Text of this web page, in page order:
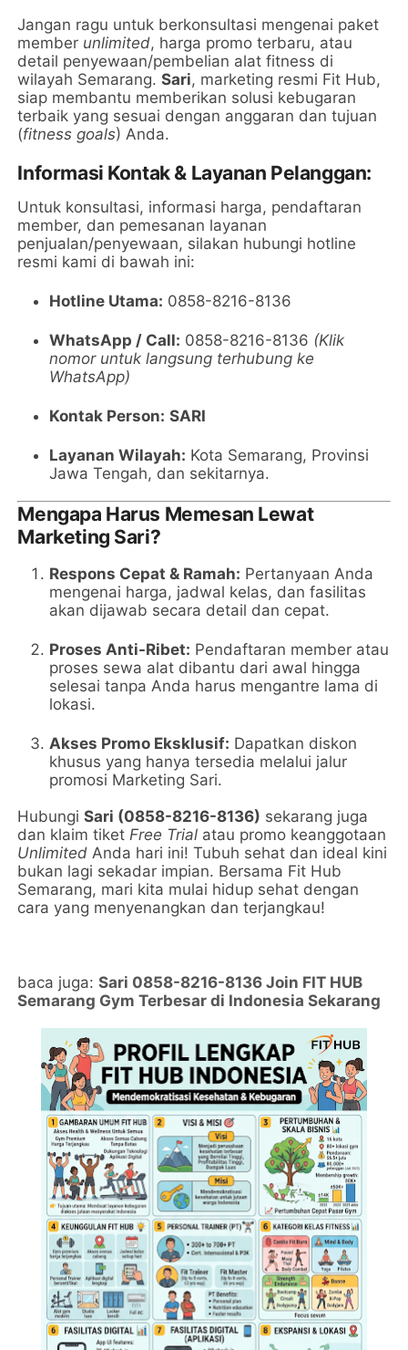
Jangan ragu untuk berkonsultasi mengenai paket
member unlimited, harga promo terbaru, atau
detail penyewaan/pembelian alat fitness di
wilayah Semarang.Sari, marketing resmi Fit Hub,
siap membantu memberikan solusi kebugaran
terbaik yang sesuai dengan anggaran dan tujuan
(fitness goals) Anda.
Informasi Kontak & Layanan Pelanggan:
Untuk konsultasi, informasi harga, pendaftaran
member, dan pemesanan layanan
penjualan/penyewaan, silakan hubungi hotline
resmi kami di bawah ini:
Hotline Utama: 0858-8216-8136
WhatsApp / Call: 0858-8216-8136 (Klik
nomor untuk langsung terhubung ke
WhatsApp)
Kontak Person: SARI
Layanan Wilayah: Kota Semarang, Provinsi
Jawa Tengah, dan sekitarnya.
Mengapa Harus Memesan Lewat
Marketing Sari?
Respons Cepat & Ramah: Pertanyaan Anda
mengenai harga, jadwal kelas, dan fasilitas
akan dijawab secara detail dan cepat.
Proses Anti-Ribet: Pendaftaran member atau
proses sewa alat dibantu dari awal hingga
selesai tanpa Anda harus mengantre lama di
lokasi.
Akses Promo Eksklusif: Dapatkan diskon
khusus yang hanya tersedia melalui jalur
promosi Marketing Sari.
HubungiSari (0858-8216-8136) sekarang juga
dan klaim tiket Free Trial atau promo keanggotaan
Unlimited Anda hari ini! Tubuh sehat dan ideal kini
bukan lagi sekadar impian. Bersama Fit Hub
Semarang, mari kita mulai hidup sehat dengan
cara yang menyenangkan dan terjangkau!
baca juga:Sari 0858-8216-8136 Join FIT HUB
Semarang Gym Terbesar di Indonesia Sekarang